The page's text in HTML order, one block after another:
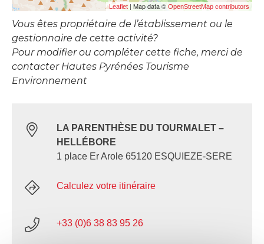
Leaflet | Map data © OpenStreetMap contributors
Vous êtes propriétaire de l’établissement ou le
gestionnaire de cette activité?
Pour modifier ou compléter cette fiche, merci de
contacter Hautes Pyrénées Tourisme
Environnement
LA PARENTHÈSE DU TOURMALET –
HELLÉBORE
1 place Er Arole 65120 ESQUIEZE-SERE
Calculez votre itinéraire
+33 (0)6 38 83 95 26